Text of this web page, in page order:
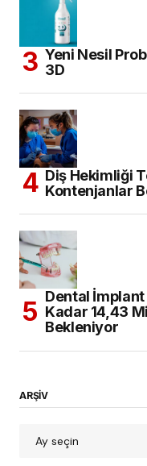
Yeni Nesil
3D
Diş Hekimliği
Kontenjanlar
Dental İmplant
Kadar 14,43
Bekleniyor
ARŞİV